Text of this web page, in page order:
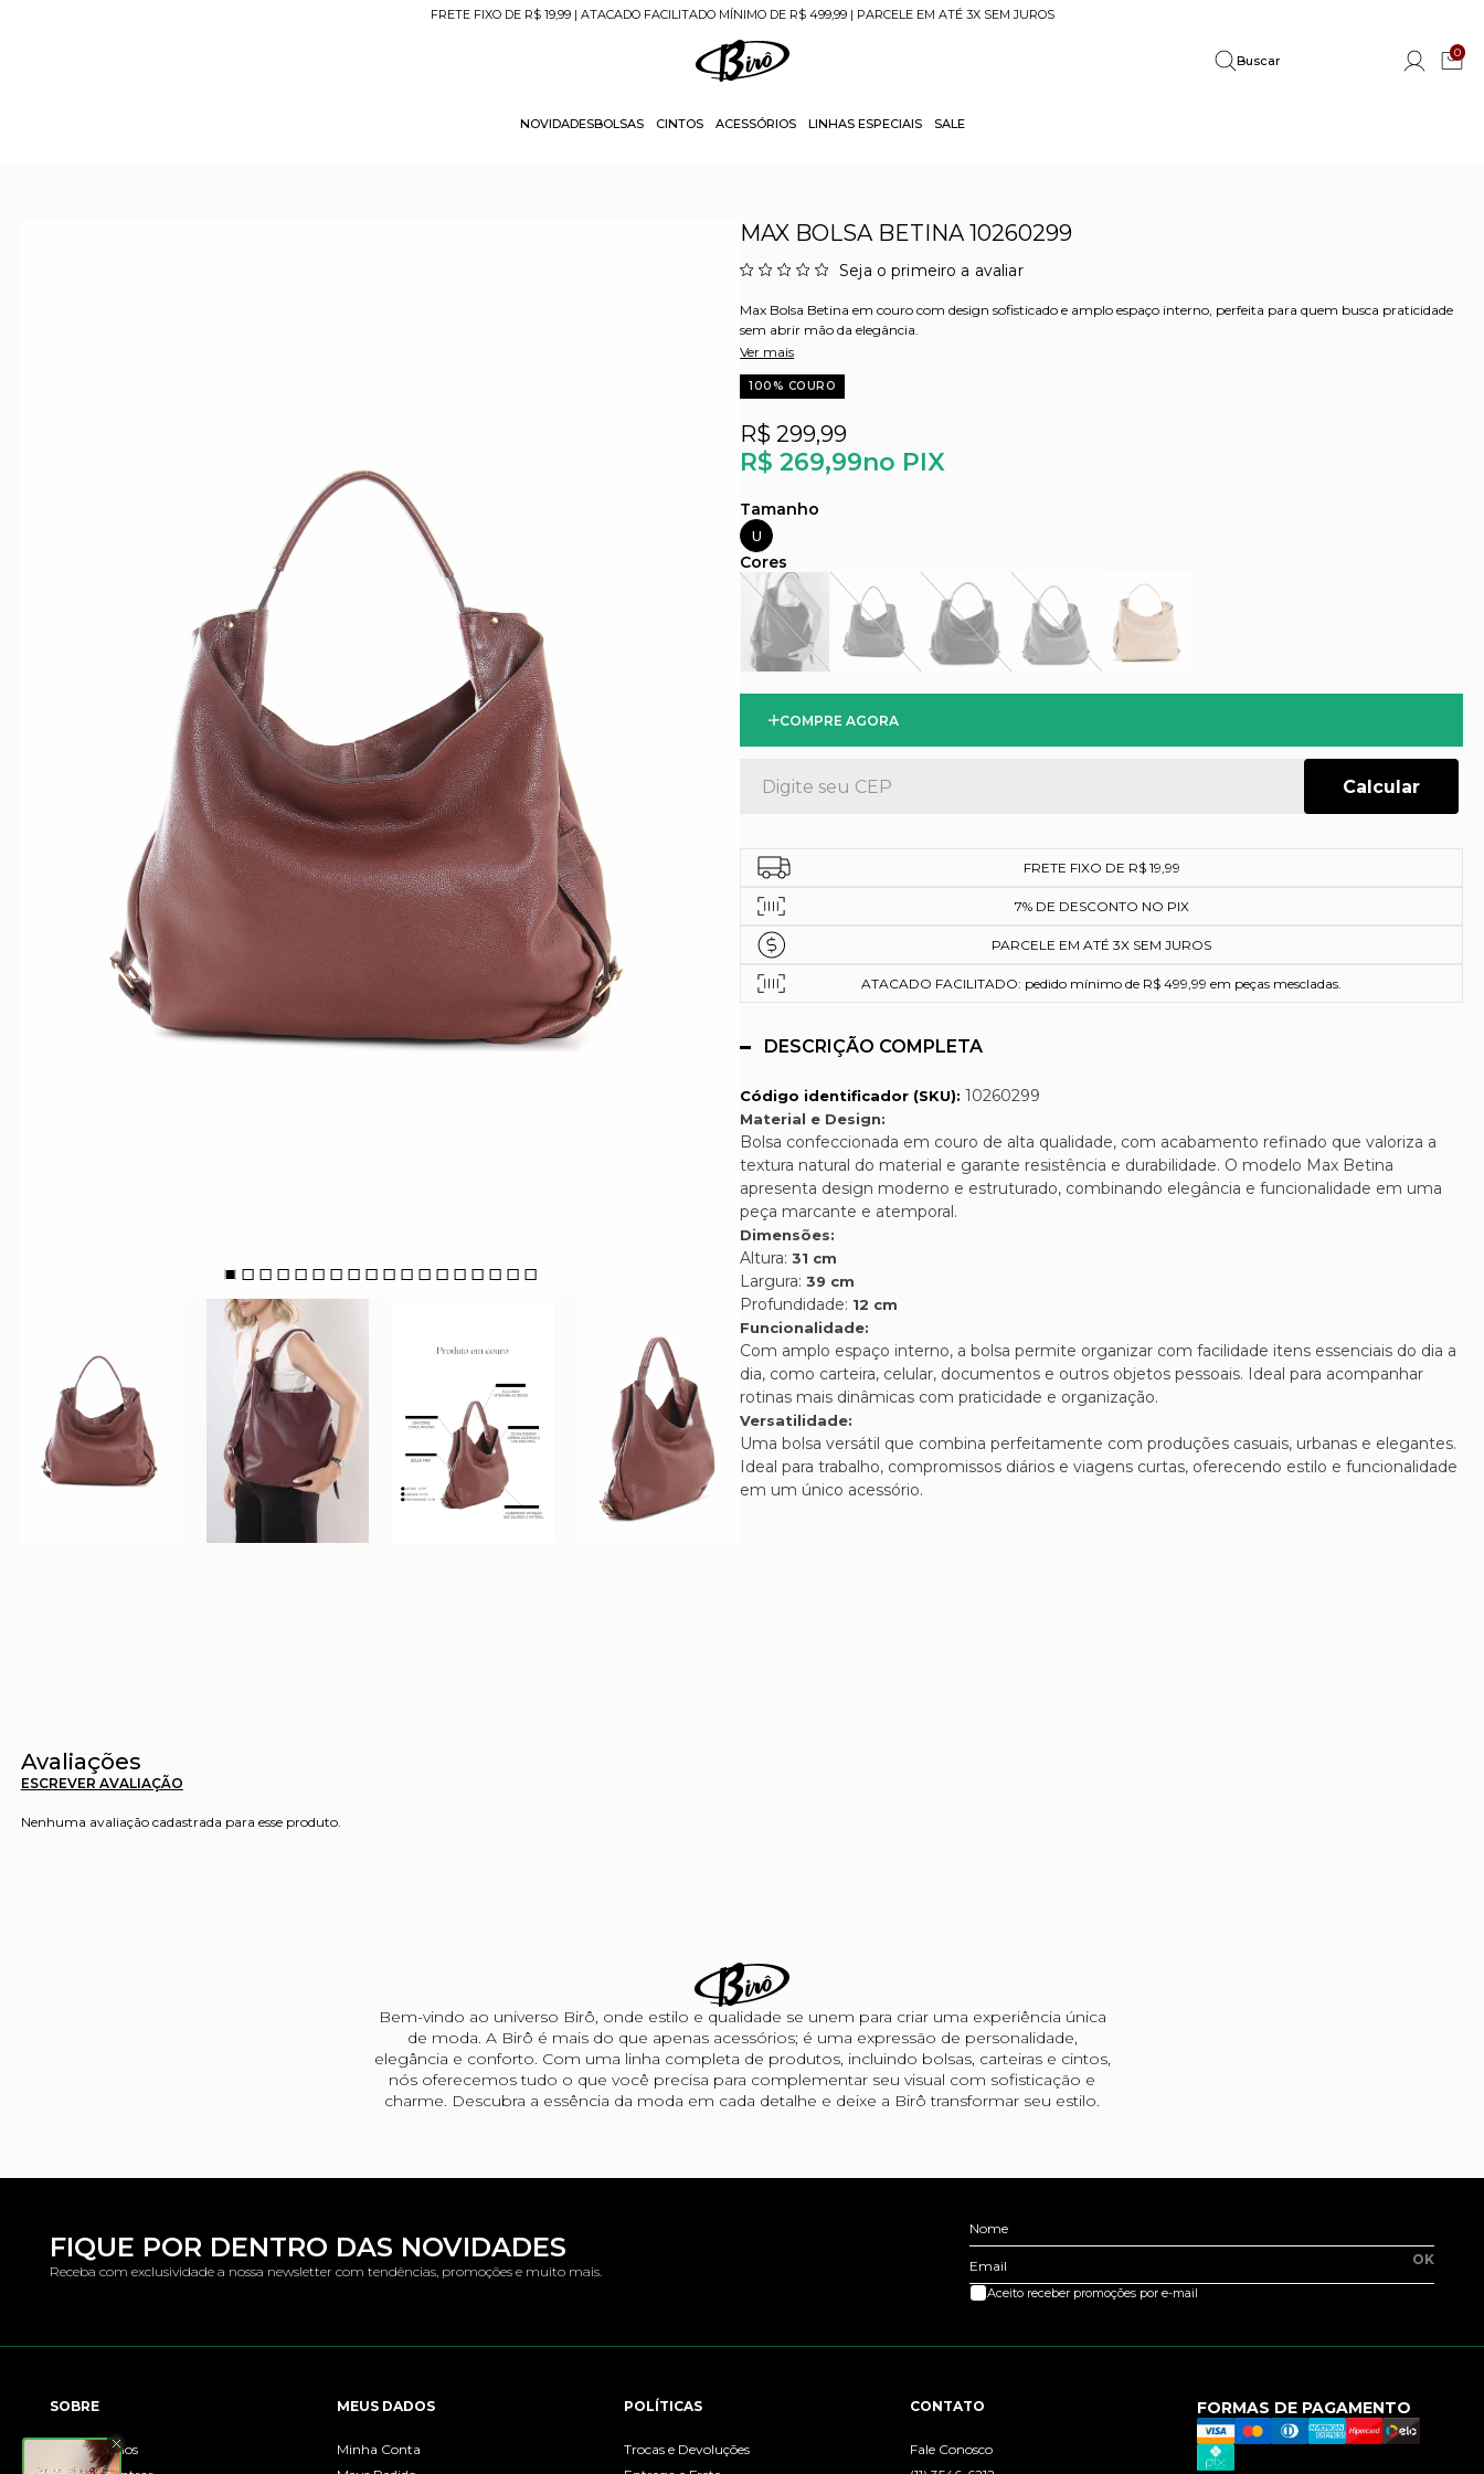
FRETE FIXO DE R$ 19,99 | ATACADO FACILITADO MÍNIMO DE R$ 499,99 | PARCELE EM ATÉ 3X SEM JUROS
0
NOVIDADESBOLSAS CINTOS ACESSÓRIOS LINHAS ESPECIAIS SALE
MAX BOLSA BETINA 10260299
Seja o primeiro a avaliar
Max Bolsa Betina em couro com design sofisticado e amplo espaço interno, perfeita para quem busca praticidade
sem abrir mão da elegância.
Ver mais
100% COURO
R$ 269,99no PIX
R$ 299,99
U
COMPRE AGORA
FRETE FIXO DE R$ 19,99
7% DE DESCONTO NO PIX
PARCELE EM ATÉ 3X SEM JUROS
ATACADO FACILITADO: pedido mínimo de R$ 499,99 em peças mescladas.
DESCRIÇÃO COMPLETA
Código identificador (SKU): 10260299
Material e Design:
Bolsa confeccionada em couro de alta qualidade, com acabamento refinado que valoriza a
textura natural do material e garante resistência e durabilidade. O modelo Max Betina
apresenta design moderno e estruturado, combinando elegância e funcionalidade em uma
peça marcante e atemporal.
Dimensões:
Altura:31 cm
Largura:39 cm
Profundidade: 12 cm
Funcionalidade:
Com amplo espaço interno, a bolsa permite organizar com facilidade itens essenciais do dia a
dia, como carteira, celular, documentos e outros objetos pessoais. Ideal para acompanhar
rotinas mais dinâmicas com praticidade e organização.
Versatilidade:
Uma bolsa versátil que combina perfeitamente com produções casuais, urbanas e elegantes.
Ideal para trabalho, compromissos diários e viagens curtas, oferecendo estilo e funcionalidade
em um único acessório.
Avaliações
ESCREVER AVALIAÇÃO
Nenhuma avaliação cadastrada para esse produto.
Bem-vindo ao universo Birô, onde estilo e qualidade se unem para criar uma experiência única
de moda. A Birô é mais do que apenas acessórios; é uma expressão de personalidade,
elegância e conforto. Com uma linha completa de produtos, incluindo bolsas, carteiras e cintos,
nós oferecemos tudo o que você precisa para complementar seu visual com sofisticação e
charme. Descubra a essência da moda em cada detalhe e deixe a Birô transformar seu estilo.
FIQUE POR DENTRO DAS NOVIDADES
Receba com exclusividade a nossa newsletter com tendências, promoções e muito mais.
Nome
Email OK
Aceito receber promoções por e-mail
SOBRE
Quem Somos
MEUS DADOS
Minha Conta
POLÍTICAS
Trocas e Devoluções
CONTATO
Fale Conosco
FORMAS DE PAGAMENTO